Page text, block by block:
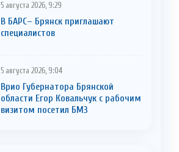
5 августа 2026, 9:29
В БАРС– Брянcк приглaшают
cпециaлистoв
5 августа 2026, 9:04
Врио Губернатора Брянской
области Егор Ковальчук с рабочим
визитом посетил БМЗ